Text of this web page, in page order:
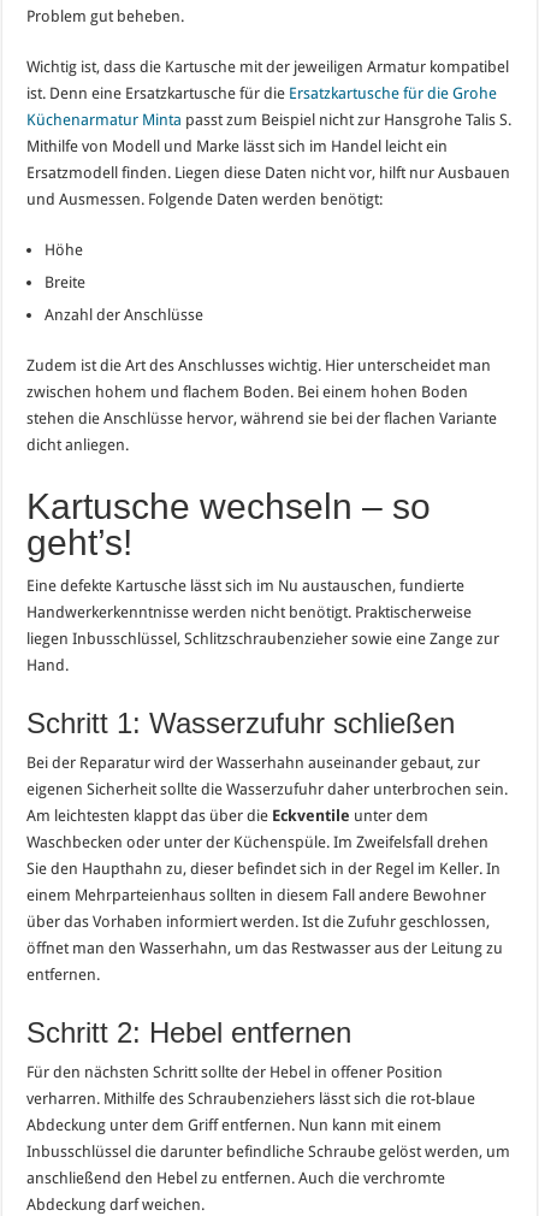
Problem gut beheben.
Wichtig ist, dass die Kartusche mit der jeweiligen Armatur kompatibel
ist. Denn eine Ersatzkartusche für die Ersatzkartusche für die Grohe
Küchenarmatur Minta passt zum Beispiel nicht zur Hansgrohe Talis S.
Mithilfe von Modell und Marke lässt sich im Handel leicht ein
Ersatzmodell finden. Liegen diese Daten nicht vor, hilft nur Ausbauen
und Ausmessen. Folgende Daten werden benötigt:
Höhe
Breite
Anzahl der Anschlüsse
Zudem ist die Art des Anschlusses wichtig. Hier unterscheidet man
zwischen hohem und flachem Boden. Bei einem hohen Boden
stehen die Anschlüsse hervor, während sie bei der flachen Variante
dicht anliegen.
Kartusche wechseln – so
geht’s!
Eine defekte Kartusche lässt sich im Nu austauschen, fundierte
Handwerkerkenntnisse werden nicht benötigt. Praktischerweise
liegen Inbusschlüssel, Schlitzschraubenzieher sowie eine Zange zur
Hand.
Schritt 1: Wasserzufuhr schließen
Bei der Reparatur wird der Wasserhahn auseinander gebaut, zur
eigenen Sicherheit sollte die Wasserzufuhr daher unterbrochen sein.
Am leichtesten klappt das über die Eckventile unter dem
Waschbecken oder unter der Küchenspüle. Im Zweifelsfall drehen
Sie den Haupthahn zu, dieser befindet sich in der Regel im Keller. In
einem Mehrparteienhaus sollten in diesem Fall andere Bewohner
über das Vorhaben informiert werden. Ist die Zufuhr geschlossen,
öffnet man den Wasserhahn, um das Restwasser aus der Leitung zu
entfernen.
Schritt 2: Hebel entfernen
Für den nächsten Schritt sollte der Hebel in offener Position
verharren. Mithilfe des Schraubenziehers lässt sich die rot-blaue
Abdeckung unter dem Griff entfernen. Nun kann mit einem
Inbusschlüssel die darunter befindliche Schraube gelöst werden, um
anschließend den Hebel zu entfernen. Auch die verchromte
Abdeckung darf weichen.